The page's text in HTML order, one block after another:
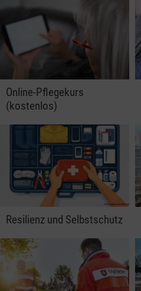
Online-Pflegekurs
(kostenlos)
Resilienz und Selbstschutz